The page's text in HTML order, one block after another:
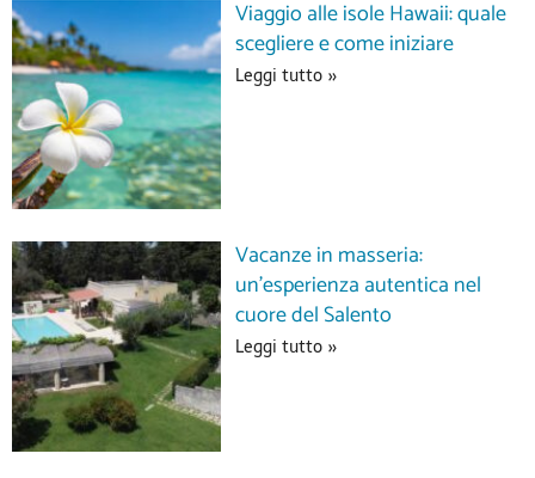
Viaggio alle isole Hawaii: quale
scegliere e come iniziare
Leggi tutto »
Vacanze in masseria:
un’esperienza autentica nel
cuore del Salento
Leggi tutto »